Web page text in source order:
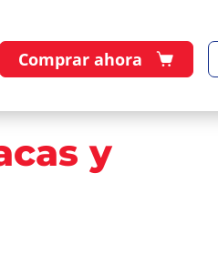
Comprar ahora
y